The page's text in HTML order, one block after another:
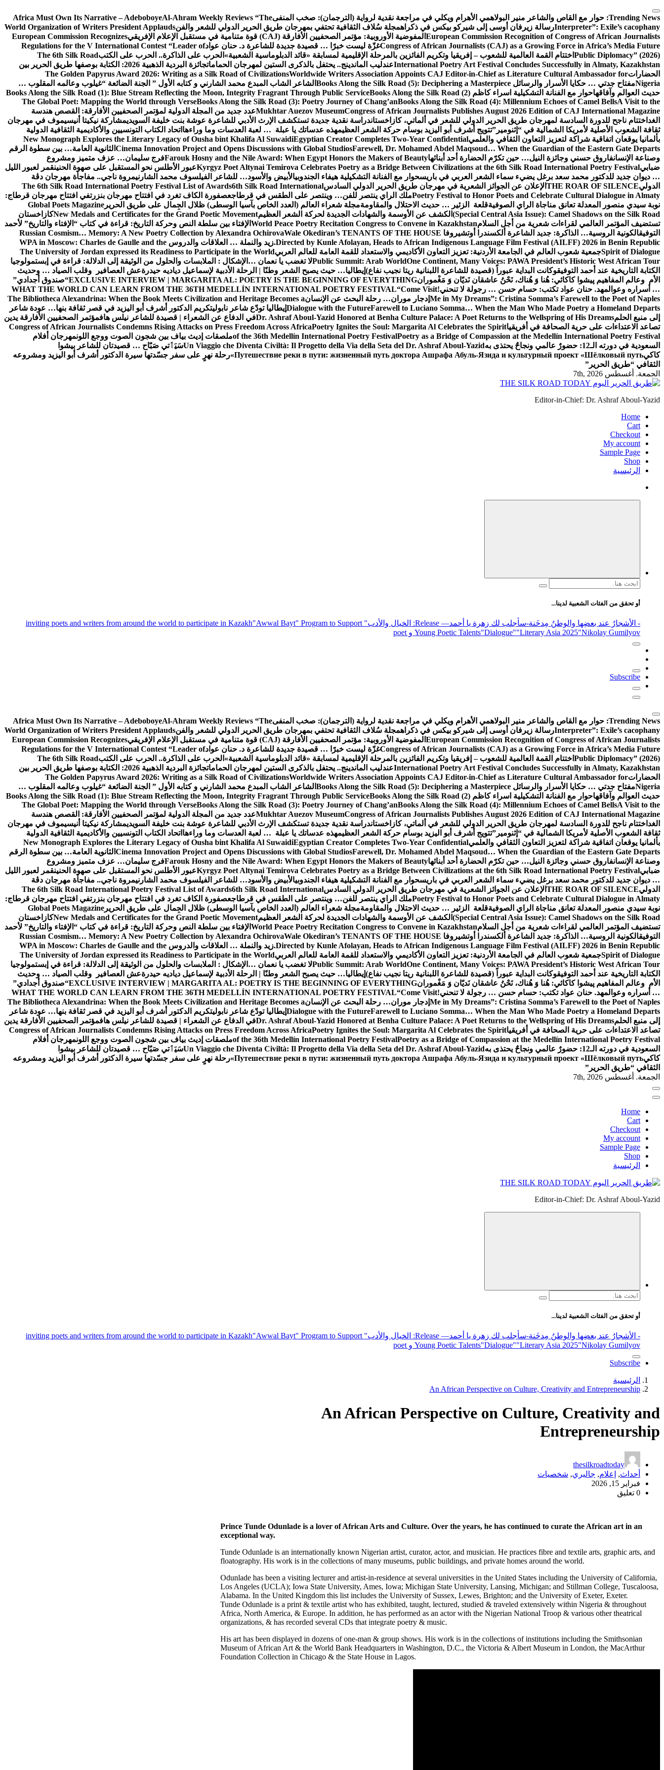
التجاوز
إلى
المحتوى
Trending News: حوار مع القاص والشاعر منير البولاهمي الأهرام ويكلي في مراجعة نقدية لرواية (الترجمان): صخب المنفى Africa Must Own Its Narrative – AdeboboyeAl-Ahram Weekly Reviews “The
Interpreter”: Exile’s cacophanyرسالة زيرفان أوسى إلى شيركو بيكس في ذكراهمجلة سُلاف الثقافية تحتفي بمهرجان طريق الحرير الدولي للشعر والفنWorld Organization of Writers President Applauds
European Commission Recognition of Congress of African Journalists المفوضية الأوروبية: مؤتمر الصحفيين الأفارقة (CAJ) قوة متنامية في مستقبل الإعلام الإفريقي
European Commission Recognizes
Congress of African Journalists (CAJ) as a Growing Force in Africa’s Media Futureغزّة ليست خبرًا … قصيدة جديدة للشاعرة د. حنان عوادRegulations for the V International Contest “Leader of
Public Diplomacy” (2026) اختتام القمة العالمية للشعوب – إفريقيا وتكريم الفائزين بالمرحلة الإقليمية لمسابقة «قائد الدبلوماسية الشعبية» الحرب على الذاكرة.. الحرب على الكتبThe 6th Silk Road
International Poetry Art Festival Concludes Successfully in Almaty, Kazakhstanعندليب الماندينج.. يحتفل بالذكرى الستين لمهرجان الحمامات
جائزة البردية الذهبية 2026: الكتابة بوصفها طريق الحرير بين
الحضارات
The Golden Papyrus Award 2026: Writing as a Silk Road of CivilizationsWorldwide Writers Association Appoints CAJ Editor-in-Chief as Literature Cultural Ambassador for
Nigeriaمفتاح جدتي … حكايا الأسرار والرسائل Books Along the Silk Road (5): Deciphering a Masterpiece الشاعر الشاب المبدع محمد الشارني و كتابه الأول ” الجنة الضائعة “غيلوب وعالمه المقلوب …
حديث العوالم وآفاقهاحوار مع الفنانة التشكيلية اسراء كاظم Books Along the Silk Road (1): Blue Stream Reflecting the Moon, Integrity Fragrant Through Public ServiceBooks Along the Silk Road (2)
The Global Poet: Mapping the World through VerseBooks Along the Silk Road (3): Poetry Journey of Chang’anBooks Along the Silk Road (4): Millennium Echoes of Camel BellsA Visit to the
Mukhtar Auezov MuseumCongress of African Journalists Publishes August 2026 Edition of CAJ International Magazine
عدد جديد من المجلة الدولية لمؤتمر الصحفيين الأفارقة: القصص هندسة
الغد اختتام ناجح للدورة السادسة لمهرجان طريق الحرير الدولي للشعر في ألماتي، كازاخستاندراسة نقدية جديدة تستكشف الإرث الأدبي للشاعرة عوشة بنت خليفة السويديمشاركة نيكيتا أنيسيموف في مهرجان
ثقافة الشعوب الأصلية لأمريكا الشمالية في “إثنومير”تتويج أشرف أبو اليزيد بوسام حركة الشعر العظيمهذه عدساتك يا عبلة … لعبة العدسات وما وراءها اتحاد الكتاب التونسيين والأكاديمية الثقافية الدولية
بألمانيا يوقعان اتفاقية شراكة لتعزيز التعاون الثقافي والعلمي
New Monograph Explores the Literary Legacy of Ousha bint Khalifa Al SuwaidiEgyptian Creator Completes Two-Year Confidential
Cinema Innovation Project and Opens Discussions with Global StudiosFarewell, Dr. Mohamed Abdel Maqsoud… When the Guardian of the Eastern Gate Departs
الثانوية العامة… بين سطوة الرقم
وصناعة الإنسانفاروق حسني وجائزة النيل… حين تكرّم الحضارة أحد أبنائهاFarouk Hosny and the Nile Award: When Egypt Honors the Makers of Beautyفرج سليمان… عزف متميز ومشروع
ضبابيKyrgyz Poet Altynai Temirova Celebrates Poetry as a Bridge Between Civilizations at the 6th Silk Road International Poetry Festivalعبور الأطلس نحو المستقبل على صهوة الحنينقمر لعبور الليل
… ديوان جديد للدكتور محمد سعد برغل يضيء سماء الشعر العربي في باريسحوار مع الفنانة التشكيلية هيفاء الجندوبيالأبيض والأسود… للشاعر الفيلسوف محمد الشارنيمروة ناجي.. مفاجأة مهرجان دڨة
الدوليTHE ROAR OF SILENCE الإعلان عن الجوائز الشعرية في مهرجان طريق الحرير الدولي السادس The 6th Silk Road International Poetry Festival List of Awards6th Silk Road International
Poetry Festival to Honor Poets and Celebrate Cultural Dialogue in Almatyملك الراي ينتصر للفن… وينتصر على الطقس في قرطاجعصفورة الكاف تغرد في افتتاح مهرجان بنزرتفي افتتاح مهرجان قرطاج:
نوبة سيدي منصور المعدلة تعانق مناجاة الراي الصوفيةقلعة الزئير … حديث الاحتلال والمقاومةمجلة شعراء العالم (العدد الخاص بآسيا الوسطى) ظلال الجِمال على طريق الحرير Global Poets Magazine
(Special Central Asia Issue): Camel Shadows on the Silk Road الكشف عن الأوسمة والشهادات الجديدة لحركة الشعر العظيمNew Medals and Certificates for the Grand Poetic Movementكازاخستان
تستضيف المؤتمر العالمي لقراءات شعرية من أجل السلامWorld Peace Poetry Recitation Congress to Convene in Kazakhstan الإفتاء بين سلطة النص وحركة التاريخ: قراءة في كتاب “الإفتاء والتاريخ” لأحمد
التوفيقالكونية الروسية… الذاكرة: جديد الشاعرة ألكسندرا أوتشيروفا Russian Cosmism… Memory: A New Poetry Collection by Alexandra OchirovaWale Okediran’s TENANTS OF THE HOUSE
Directed by Kunle Afolayan, Heads to African Indigenous Language Film Festival (AILFF) 2026 in Benin Republic. زيد والنملة … العلاقات والدروس WPA in Moscow: Charles de Gaulle and the
Spirit of Dialogueجمعية شعوب العالم في الجامعة الأردنية: تعزيز التعاون الأكاديمي والاستعداد للقمة العامة للعالم العربيThe University of Jordan expressed its Readiness to Participate in the World
Public Summit: Arab WorldOne Continent, Many Voices: PAWA President’s Historic West African Tour لا تغضب يا نعمان …الإشكال : الملابسات والحلول من الوثيقة إلى الدلالة: قراءة في إبستمولوجيا
الكتابة التاريخية عند أحمد التوفيقوكانت البداية عبوراً (قصيدة للشاعرة اللبنانية ريتا نجيب نفاع) إيطاليا… حيث يصبح الشعر وطنًا | الرحلة الأدبية لإسماعيل دياديه حيدرةعش العصافير وقلب الصياد … وحديث
الأم وعالم المفاهيم پیشوا کاکائي: هُنا وَ هُناك، نَحْنُ عاشقان نَديّان وَ مَغْمورانEXCLUSIVE INTERVIEW | MARGARITA AL: POETRY IS THE BEGINNING OF EVERYTHING“صندوق أجدادي”
… أسراره وعوالمهد. حنان عواد تكتب: حسام حسن … رجولة لا تنحني! WHAT THE WORLD CAN LEARN FROM THE 36TH MEDELLÍN INTERNATIONAL POETRY FESTIVAL“Come Visit
Me in My Dreams”: Cristina Somma’s Farewell to the Poet of Naples إدجار موران… رحلة البحث عن الإنسانThe Bibliotheca Alexandrina: When the Book Meets Civilization and Heritage Becomes a
Dialogue with the FutureFarewell to Luciano Somma… When the Man Who Made Poetry a Homeland Departs إيطاليا تودّع شاعر نابوليتكريم الدكتور أشرف أبو اليزيد في قصر ثقافة بنها… عودة شاعر
إلى منبع الحلمDr. Ashraf Aboul-Yazid Honored at Benha Culture Palace: A Poet Returns to the Wellspring of His Dreamsفي الدفاع عن الشعراء | قصيدة للشاعر نيلس هافمؤتمر الصحفيين الأفارقة يدين
تصاعد الاعتداءات على حرية الصحافة في أفريقيا
Congress of African Journalists Condemns Rising Attacks on Press Freedom Across AfricaPoetry Ignites the Soul: Margarita Al Celebrates the Spirit
of the 36th Medellín International Poetry FestivalPoetry as a Bridge of Compassion at the Medellín International Poetry Festival ملصقات إديث بياف بين شجون الصوت ووجع اللونمهرجان أفلام
السعودية في دورته الـ12: حضورٌ عالمي ونجاحٌ يحتذى به
Un Viaggio che Diventa Civiltà: Il Progetto della Via della Seta del Dr. Ashraf Aboul-Yazidسَيَٲتي صَبّاح … قصيدتان للشاعر بيشوا
كاكيПутешествие реки в пути: жизненный путь доктора Ашрафа Абуль-Язида и культурный проект «Шёлковый путь» رحلة نهرٍ على سفر جسّدتها سيرة الدكتور أشرف أبو اليزيد ومشروعه
الثقافي “طريق الحرير”
الجمعة. أغسطس 7th, 2026
Editor-in-Chief: Dr. Ashraf Aboul-Yazid
Home
Cart
Checkout
My account
Sample Page
Shop
الرئيسية
البحث
أو تحقق من الفئات الشعبية لدينا...
- الأشجارُ عند بعضِها والوطنُ مِدخَنة-سأجلب لك زهرة يا أحمد— Release : الخيال والأدب" inviting poets and writers from around the world to participate in Kazakh
"Awwal Bayt" Program to Support
Young Poetic Talents"Dialogue""Literary Asia 2025"Nikolay Gumilyov و poet
Subscribe
Trending News: حوار مع القاص والشاعر منير البولاهمي الأهرام ويكلي في مراجعة نقدية لرواية (الترجمان): صخب المنفى Africa Must Own Its Narrative – AdeboboyeAl-Ahram Weekly Reviews “The
Interpreter”: Exile’s cacophanyرسالة زيرفان أوسى إلى شيركو بيكس في ذكراهمجلة سُلاف الثقافية تحتفي بمهرجان طريق الحرير الدولي للشعر والفنWorld Organization of Writers President Applauds
European Commission Recognition of Congress of African Journalists المفوضية الأوروبية: مؤتمر الصحفيين الأفارقة (CAJ) قوة متنامية في مستقبل الإعلام الإفريقي
European Commission Recognizes
Congress of African Journalists (CAJ) as a Growing Force in Africa’s Media Futureغزّة ليست خبرًا … قصيدة جديدة للشاعرة د. حنان عوادRegulations for the V International Contest “Leader of
Public Diplomacy” (2026) اختتام القمة العالمية للشعوب – إفريقيا وتكريم الفائزين بالمرحلة الإقليمية لمسابقة «قائد الدبلوماسية الشعبية» الحرب على الذاكرة.. الحرب على الكتبThe 6th Silk Road
International Poetry Art Festival Concludes Successfully in Almaty, Kazakhstanعندليب الماندينج.. يحتفل بالذكرى الستين لمهرجان الحمامات
جائزة البردية الذهبية 2026: الكتابة بوصفها طريق الحرير بين
الحضارات
The Golden Papyrus Award 2026: Writing as a Silk Road of CivilizationsWorldwide Writers Association Appoints CAJ Editor-in-Chief as Literature Cultural Ambassador for
Nigeriaمفتاح جدتي … حكايا الأسرار والرسائل Books Along the Silk Road (5): Deciphering a Masterpiece الشاعر الشاب المبدع محمد الشارني و كتابه الأول ” الجنة الضائعة “غيلوب وعالمه المقلوب …
حديث العوالم وآفاقهاحوار مع الفنانة التشكيلية اسراء كاظم Books Along the Silk Road (1): Blue Stream Reflecting the Moon, Integrity Fragrant Through Public ServiceBooks Along the Silk Road (2)
The Global Poet: Mapping the World through VerseBooks Along the Silk Road (3): Poetry Journey of Chang’anBooks Along the Silk Road (4): Millennium Echoes of Camel BellsA Visit to the
Mukhtar Auezov MuseumCongress of African Journalists Publishes August 2026 Edition of CAJ International Magazine
عدد جديد من المجلة الدولية لمؤتمر الصحفيين الأفارقة: القصص هندسة
الغد اختتام ناجح للدورة السادسة لمهرجان طريق الحرير الدولي للشعر في ألماتي، كازاخستاندراسة نقدية جديدة تستكشف الإرث الأدبي للشاعرة عوشة بنت خليفة السويديمشاركة نيكيتا أنيسيموف في مهرجان
ثقافة الشعوب الأصلية لأمريكا الشمالية في “إثنومير”تتويج أشرف أبو اليزيد بوسام حركة الشعر العظيمهذه عدساتك يا عبلة … لعبة العدسات وما وراءها اتحاد الكتاب التونسيين والأكاديمية الثقافية الدولية
بألمانيا يوقعان اتفاقية شراكة لتعزيز التعاون الثقافي والعلمي
New Monograph Explores the Literary Legacy of Ousha bint Khalifa Al SuwaidiEgyptian Creator Completes Two-Year Confidential
Cinema Innovation Project and Opens Discussions with Global StudiosFarewell, Dr. Mohamed Abdel Maqsoud… When the Guardian of the Eastern Gate Departs
الثانوية العامة… بين سطوة الرقم
وصناعة الإنسانفاروق حسني وجائزة النيل… حين تكرّم الحضارة أحد أبنائهاFarouk Hosny and the Nile Award: When Egypt Honors the Makers of Beautyفرج سليمان… عزف متميز ومشروع
ضبابيKyrgyz Poet Altynai Temirova Celebrates Poetry as a Bridge Between Civilizations at the 6th Silk Road International Poetry Festivalعبور الأطلس نحو المستقبل على صهوة الحنينقمر لعبور الليل
… ديوان جديد للدكتور محمد سعد برغل يضيء سماء الشعر العربي في باريسحوار مع الفنانة التشكيلية هيفاء الجندوبيالأبيض والأسود… للشاعر الفيلسوف محمد الشارنيمروة ناجي.. مفاجأة مهرجان دڨة
الدوليTHE ROAR OF SILENCE الإعلان عن الجوائز الشعرية في مهرجان طريق الحرير الدولي السادس The 6th Silk Road International Poetry Festival List of Awards6th Silk Road International
Poetry Festival to Honor Poets and Celebrate Cultural Dialogue in Almatyملك الراي ينتصر للفن… وينتصر على الطقس في قرطاجعصفورة الكاف تغرد في افتتاح مهرجان بنزرتفي افتتاح مهرجان قرطاج:
نوبة سيدي منصور المعدلة تعانق مناجاة الراي الصوفيةقلعة الزئير … حديث الاحتلال والمقاومةمجلة شعراء العالم (العدد الخاص بآسيا الوسطى) ظلال الجِمال على طريق الحرير Global Poets Magazine
(Special Central Asia Issue): Camel Shadows on the Silk Road الكشف عن الأوسمة والشهادات الجديدة لحركة الشعر العظيمNew Medals and Certificates for the Grand Poetic Movementكازاخستان
تستضيف المؤتمر العالمي لقراءات شعرية من أجل السلامWorld Peace Poetry Recitation Congress to Convene in Kazakhstan الإفتاء بين سلطة النص وحركة التاريخ: قراءة في كتاب “الإفتاء والتاريخ” لأحمد
التوفيقالكونية الروسية… الذاكرة: جديد الشاعرة ألكسندرا أوتشيروفا Russian Cosmism… Memory: A New Poetry Collection by Alexandra OchirovaWale Okediran’s TENANTS OF THE HOUSE
Directed by Kunle Afolayan, Heads to African Indigenous Language Film Festival (AILFF) 2026 in Benin Republic. زيد والنملة … العلاقات والدروس WPA in Moscow: Charles de Gaulle and the
Spirit of Dialogueجمعية شعوب العالم في الجامعة الأردنية: تعزيز التعاون الأكاديمي والاستعداد للقمة العامة للعالم العربيThe University of Jordan expressed its Readiness to Participate in the World
Public Summit: Arab WorldOne Continent, Many Voices: PAWA President’s Historic West African Tour لا تغضب يا نعمان …الإشكال : الملابسات والحلول من الوثيقة إلى الدلالة: قراءة في إبستمولوجيا
الكتابة التاريخية عند أحمد التوفيقوكانت البداية عبوراً (قصيدة للشاعرة اللبنانية ريتا نجيب نفاع) إيطاليا… حيث يصبح الشعر وطنًا | الرحلة الأدبية لإسماعيل دياديه حيدرةعش العصافير وقلب الصياد … وحديث
الأم وعالم المفاهيم پیشوا کاکائي: هُنا وَ هُناك، نَحْنُ عاشقان نَديّان وَ مَغْمورانEXCLUSIVE INTERVIEW | MARGARITA AL: POETRY IS THE BEGINNING OF EVERYTHING“صندوق أجدادي”
… أسراره وعوالمهد. حنان عواد تكتب: حسام حسن … رجولة لا تنحني! WHAT THE WORLD CAN LEARN FROM THE 36TH MEDELLÍN INTERNATIONAL POETRY FESTIVAL“Come Visit
Me in My Dreams”: Cristina Somma’s Farewell to the Poet of Naples إدجار موران… رحلة البحث عن الإنسانThe Bibliotheca Alexandrina: When the Book Meets Civilization and Heritage Becomes a
Dialogue with the FutureFarewell to Luciano Somma… When the Man Who Made Poetry a Homeland Departs إيطاليا تودّع شاعر نابوليتكريم الدكتور أشرف أبو اليزيد في قصر ثقافة بنها… عودة شاعر
إلى منبع الحلمDr. Ashraf Aboul-Yazid Honored at Benha Culture Palace: A Poet Returns to the Wellspring of His Dreamsفي الدفاع عن الشعراء | قصيدة للشاعر نيلس هافمؤتمر الصحفيين الأفارقة يدين
تصاعد الاعتداءات على حرية الصحافة في أفريقيا
Congress of African Journalists Condemns Rising Attacks on Press Freedom Across AfricaPoetry Ignites the Soul: Margarita Al Celebrates the Spirit
of the 36th Medellín International Poetry FestivalPoetry as a Bridge of Compassion at the Medellín International Poetry Festival ملصقات إديث بياف بين شجون الصوت ووجع اللونمهرجان أفلام
السعودية في دورته الـ12: حضورٌ عالمي ونجاحٌ يحتذى به
Un Viaggio che Diventa Civiltà: Il Progetto della Via della Seta del Dr. Ashraf Aboul-Yazidسَيَٲتي صَبّاح … قصيدتان للشاعر بيشوا
كاكيПутешествие реки в пути: жизненный путь доктора Ашрафа Абуль-Язида и культурный проект «Шёлковый путь» رحلة نهرٍ على سفر جسّدتها سيرة الدكتور أشرف أبو اليزيد ومشروعه
الثقافي “طريق الحرير”
الجمعة. أغسطس 7th, 2026
Home
Cart
Checkout
My account
Sample Page
Shop
الرئيسية
Editor-in-Chief: Dr. Ashraf Aboul-Yazid
البحث
أو تحقق من الفئات الشعبية لدينا...
- الأشجارُ عند بعضِها والوطنُ مِدخَنة-سأجلب لك زهرة يا أحمد— Release : الخيال والأدب" inviting poets and writers from around the world to participate in Kazakh
"Awwal Bayt" Program to Support
Young Poetic Talents"Dialogue""Literary Asia 2025"Nikolay Gumilyov و poet
Subscribe
الرئيسية
An African Perspective on Culture, Creativity and Entrepreneurship
An African Perspective on Culture, Creativity and
Entrepreneurship
thesilkroadtoday
أحداث, إعلام, جاليري, شخصيات
فبراير 15, 2026
0 تعليق
Prince Tunde Odunlade is a lover of African Arts and Culture. Over the years, he has continued to curate the African art in an
exceptional way.
Tunde Odunlade is an internationally known Nigerian artist, curator, actor, and musician. He practices fibre and textile arts, graphic arts, and
floatography. His work is in the collections of many museums, public buildings, and private homes around the world.
Odunlade has been a visiting lecturer and artist-in-residence at several universities in the United States including the University of California,
Los Angeles (UCLA); Iowa State University, Ames, Iowa; Michigan State University, Lansing, Michigan; and Stillman College, Tuscaloosa,
Alabama. In the United Kingdom this list includes the University of Sussex, Lewes, Brighton; and the University of Exeter, Exeter.
Tunde Odunlade is a print & textile artist who has exhibited, taught, lectured, studied & traveled extensively within Nigeria & throughout
Africa, North America, & Europe. In addition, he has performed as an actor with the Nigerian National Troop & various other theatrical
organizations, & has recorded several CDs that integrate poetry & music.
His art has been displayed in dozens of one-man & group shows. His work is in the collections of institutions including the Smithsonian
Museum of African Art & the World Bank Headquarters in Washington, D.C., the Victoria & Albert Museum in London, the MacArthur
Foundation Collection in Chicago & the State House in Lagos.